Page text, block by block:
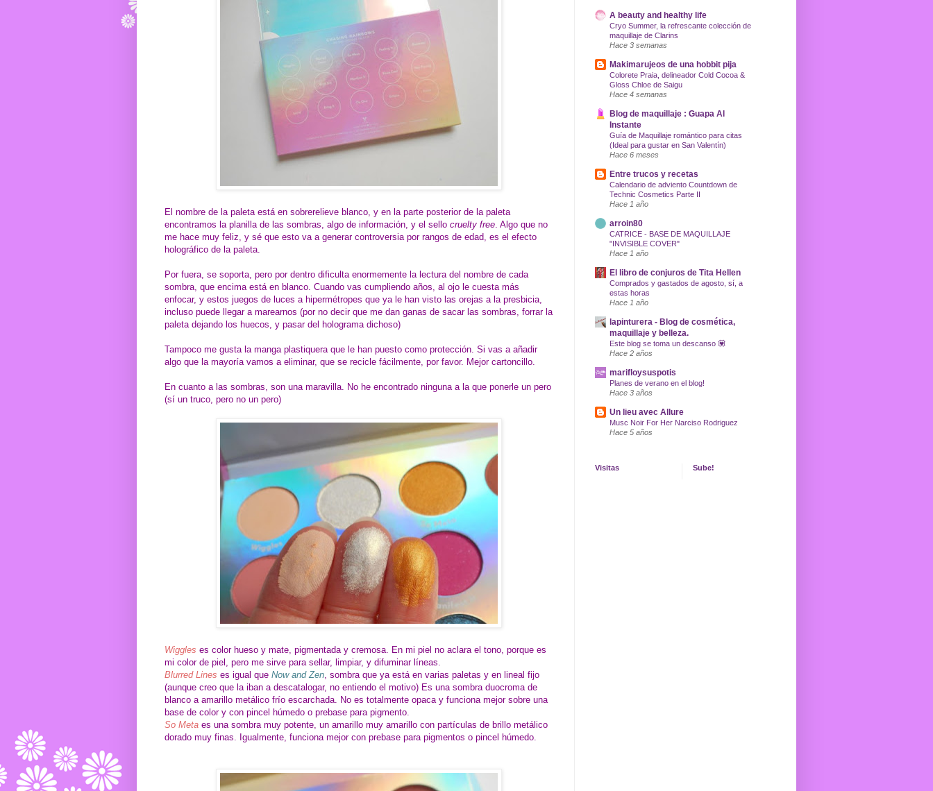
El nombre de la paleta está en sobrerelieve blanco, y en la parte posterior de la paleta
encontramos la planilla de las sombras, algo de información, y el sello cruelty free. Algo que no
me hace muy feliz, y sé que esto va a generar controversia por rangos de edad, es el efecto
holográfico de la paleta.
Por fuera, se soporta, pero por dentro dificulta enormemente la lectura del nombre de cada
sombra, que encima está en blanco. Cuando vas cumpliendo años, al ojo le cuesta más
enfocar, y estos juegos de luces a hipermétropes que ya le han visto las orejas a la presbicia,
incluso puede llegar a marearnos (por no decir que me dan ganas de sacar las sombras, forrar la
paleta dejando los huecos, y pasar del holograma dichoso)
Tampoco me gusta la manga plastiquera que le han puesto como protección. Si vas a añadir
algo que la mayoría vamos a eliminar, que se recicle fácilmente, por favor. Mejor cartoncillo.
En cuanto a las sombras, son una maravilla. No he encontrado ninguna a la que ponerle un pero
(sí un truco, pero no un pero)
Wiggles es color hueso y mate, pigmentada y cremosa. En mi piel no aclara el tono, porque es
mi color de piel, pero me sirve para sellar, limpiar, y difuminar líneas.
Blurred Lines es igual que Now and Zen, sombra que ya está en varias paletas y en lineal fijo
(aunque creo que la iban a descatalogar, no entiendo el motivo) Es una sombra duocroma de
blanco a amarillo metálico frío escarchada. No es totalmente opaca y funciona mejor sobre una
base de color y con pincel húmedo o prebase para pigmento.
So Meta es una sombra muy potente, un amarillo muy amarillo con partículas de brillo metálico
dorado muy finas. Igualmente, funciona mejor con prebase para pigmentos o pincel húmedo.
A beauty and healthy life
Cryo Summer, la refrescante colección de
maquillaje de Clarins
Hace 3 semanas
Makimarujeos de una hobbit pija
Colorete Praia, delineador Cold Cocoa &
Gloss Chloe de Saigu
Hace 4 semanas
Blog de maquillaje : Guapa Al
Instante
Guía de Maquillaje romántico para citas
(Ideal para gustar en San Valentín)
Hace 6 meses
Entre trucos y recetas
Calendario de adviento Countdown de
Technic Cosmetics Parte II
Hace 1 año
arroin80
CATRICE - BASE DE MAQUILLAJE
"INVISIBLE COVER"
Hace 1 año
El libro de conjuros de Tita Hellen
Comprados y gastados de agosto, sí, a
estas horas
Hace 1 año
lapinturera - Blog de cosmética,
maquillaje y belleza.
Este blog se toma un descanso 💟
Hace 2 años
marifloysuspotis
Planes de verano en el blog!
Hace 3 años
Un lieu avec Allure
Musc Noir For Her Narciso Rodriguez
Hace 5 años
Visitas Sube!